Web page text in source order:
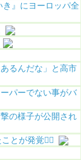
』にヨーロッパ全
るんだな」と高市
パーでない事がバ
の様子が公開され
とが発覚🤦‍♂